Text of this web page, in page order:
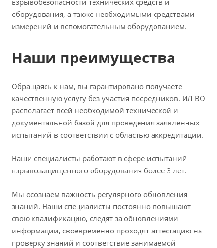
взрывобезопасности технических средств и
оборудования, а также необходимыми средствами
измерений и вспомогательным оборудованием.
Наши преимущества
Обращаясь к нам, вы гарантировано получаете
качественную услугу без участия посредников. ИЛ ВО
располагает всей необходимой технической и
документальной базой для проведения заявленных
испытаний в соответствии с областью аккредитации.
Наши специалисты работают в сфере испытаний
взрывозащищенного оборудования более 3 лет.
Мы осознаем важность регулярного обновления
знаний. Наши специалисты постоянно повышают
свою квалификацию, следят за обновлениями
информации, своевременно проходят аттестацию на
проверку знаний и соответствие занимаемой